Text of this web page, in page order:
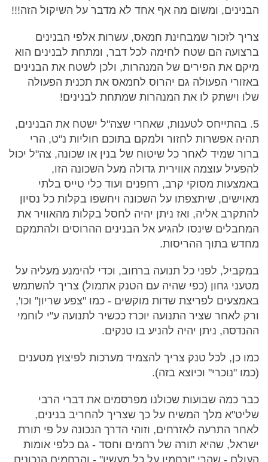
הבנינים, ומשום מה אף אחד לא מדבר על השיקול הזה!!!
צריך לזכור שמבחינת חמאס, עשרות אלפי הבנינים
ברצועה הם שטח לחימה לכל דבר, ומתחת לבנינים הוא
מיקם את הפירים של המנהרות, ולכן לשטח את הבנינים
באזורי הפעולה גם יהרוס לחמאס את תכנית הפעולה
שלו וישתק לו את המנהרות שמתחת לבנינים!
5. בהתייחס לטענות, שאחרי שצה"ל ישטח את הבנינים,
תהיה אפשרות לחזור ולמקם בתוכם חוליות נ"ט, הרי
ברור שמיד לאחר כל שיטוח של בנין או שכונה, צה"ל יכול
להפעיל עוצמה אווירית גדולה מעל השכונה הזו,
באמצעות מסוקי קרב, רחפנים ועוד כלי טייס בלתי
מאוישים, שיתצפתו על השכונה ויחשפו בקלות כל נסיון
להתקרב אליה, ואז ניתן יהיה לחסל בקלות מהאוויר את
המחבלים שינסו להגיע אל הבנינים ההרוסים ולהתמקם
מחדש בתוך ההריסות.
במקביל, לפני כל תנועה ברחוב, וכדי להימנע מעליה על
מטעני גחון (כפי שהיה עם הטנק אתמול) צריך להשתמש
באמצעים לפריצת שדות מוקשים - כמו "צפע שריון" וכו',
ורק לאחר שציר התנועה יוכרז ככשיר לתנועה ע"י לוחמי
ההנדסה, ניתן יהיה להניע בו טנקים.
כמו כן, לכל טנק צריך להצמיד מערכות לפיצוץ מטענים
(כמו "נוכרי" וכיוצא בזה).
כבר כמה שבועות שכולנו מפרסמים את דברי הרבי
שליט"א מלך המשיח על כך שצריך להחריב בנינים,
לאחר התרעה לאזרחים, וזוהי הדרך הנכונה על פי תורת
ישראל, שהיא תורה של רחמים וחסד - גם כלפי אומות
העולם - שהרי "ורחמיו על כל מעשיו" - והרחמים הנכונים